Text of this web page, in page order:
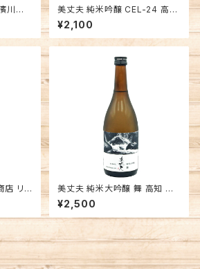
川商
美丈夫 純米吟醸 CEL-24 高知
濱川商店 日本酒 甘口
¥2,100
店 リキ
美丈夫 純米大吟醸 舞 高知 濱
川商店 日本酒
¥2,500